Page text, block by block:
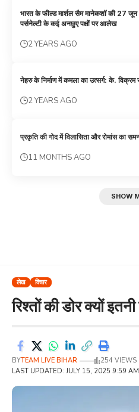
भारत के फील्ड मार्शल सैम मानेकशॉ की 27 जून
पर्सनेल्टी के कई अनछुए पक्षों पर आलेख
2 YEARS AGO
नेहरु के निर्माण में कमला का उत्सर्ग: के. विक्रम
2 YEARS AGO
प्रकृति की गोद में विलासिता और रोमांस का
11 MONTHS AGO
SHOW
लेख विचार
रिश्तों की डोर क्यों
LAST UPDATED: JULY 15, 2025 9:59 AM
BYTEAM LIVE BIHAR 254 VIEWS